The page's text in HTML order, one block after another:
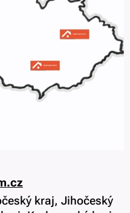
kraj, Jihočeský